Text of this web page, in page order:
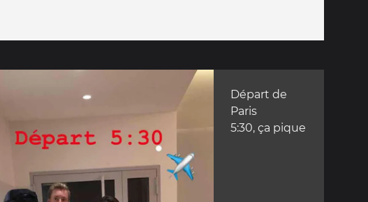
Départ de
Paris
5:30, ça pique